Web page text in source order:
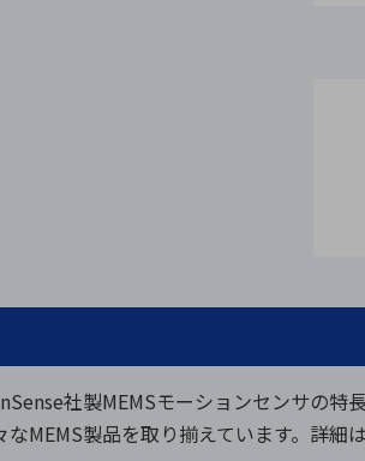
社製MEMSモーションセンサの特
MEMS製品を取り揃えています。詳細